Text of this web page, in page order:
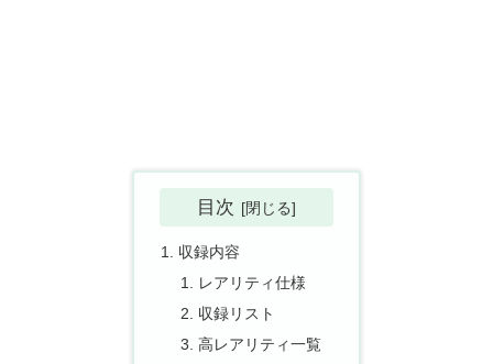
目次
収録内容
レアリティ仕様
収録リスト
高レアリティ一覧